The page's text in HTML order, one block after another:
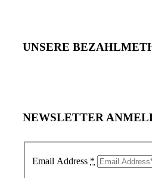
UNSERE
NEWSLETTER
Email Address *